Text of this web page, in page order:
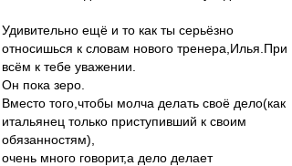
Удивительно ещё и то как ты серьёзно
относишься к словам нового тренера,Илья.При
всём к тебе уважении.
Он пока зеро.
Вместо того,чтобы молча делать своё дело(как
итальянец только приступивший к своим
обязанностям),
очень много говорит,а дело делает